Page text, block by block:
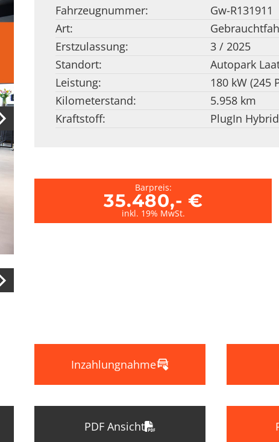
Fahrzeugnummer:
Gw-R131911
Art:
Erstzulassung:
3 / 2025
Standort:
Autopark
Leistung:
180 kW (245
Kilometerstand:
5.958 km
Kraftstoff:
PlugIn
Barpreis:
35.480,- €
inkl. 19% MwSt.
Inzahlungnahme
PDF Ansicht